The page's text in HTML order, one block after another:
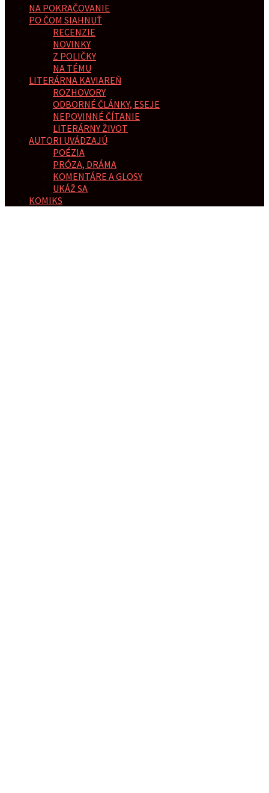
NA POKRAČOVANIE
PO ČOM SIAHNUŤ
RECENZIE
NOVINKY
Z POLIČKY
NA TÉMU
LITERÁRNA KAVIAREŇ
ROZHOVORY
ODBORNÉ ČLÁNKY, ESEJE
NEPOVINNÉ ČÍTANIE
LITERÁRNY ŽIVOT
AUTORI UVÁDZAJÚ
POÉZIA
PRÓZA, DRÁMA
KOMENTÁRE A GLOSY
UKÁŽ SA
KOMIKS